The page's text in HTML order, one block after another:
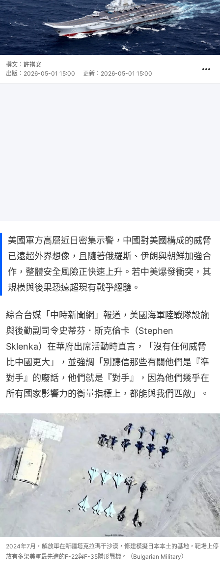
撰文： 許祺安
出版： 2026-05-01 15:00 更新： 2026-05-01 15:00
美國軍方高層近日密集示警，中國對美國構成的威脅
已遠超外界想像，且隨著俄羅斯、伊朗與朝鮮加強合
作，整體安全風險正快速上升。若中美爆發衝突，其
規模與後果恐遠超現有戰爭經驗。
綜合台媒「中時新聞網」報道，美國海軍陸戰隊設施
與後勤副司令史蒂芬．斯克倫卡（Stephen
Sklenka）在華府出席活動時直言，「沒有任何威脅
比中國更大」，並強調「別聽信那些有關他們是『準
對手』的廢話，他們就是『對手』，因為他們幾乎在
所有國家影響力的衡量指標上，都能與我們匹敵」。
2024年7月，解放軍在新疆塔克拉瑪干沙漠，修建模擬日本本土的基地，靶場上停
放有多架美軍最先進的F-22與F-35隱形戰機。（Bulgarian Military）